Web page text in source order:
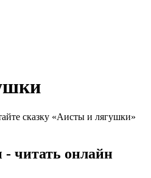
сказку «Аисты и лягушки»
читать онлайн